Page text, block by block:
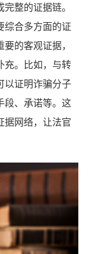
整的证据链。
综合多方面的证
的客观证据，
充。比如，与转
以证明诈骗分子
段、承诺等。这
据网络，让法官